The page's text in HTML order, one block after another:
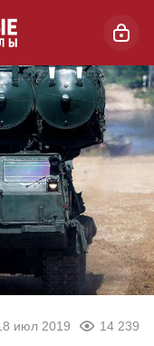
июл 2019 14 239